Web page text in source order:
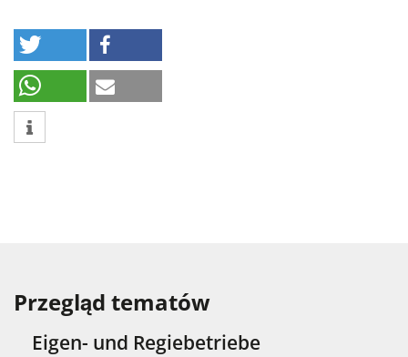
Przegląd tematów
Eigen- und Regiebetriebe